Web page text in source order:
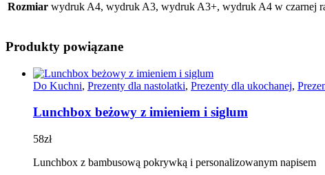
Rozmiar wydruk A4, wydruk A3, wydruk A3+, wydruk A4 w czarnej
Produkty powiązane
Do Kuchni, Prezenty dla nastolatki, Prezenty dla ukochanej,
Lunchbox beżowy z imieniem i siglum
58zł
Lunchbox z bambusową pokrywką i personalizowanym napisem